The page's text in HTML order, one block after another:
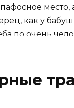
как у
по очень